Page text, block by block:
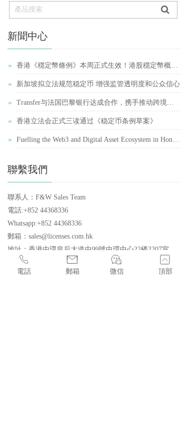
電話 郵箱 微信 頂部
新聞中心
香港《穩定幣條例》本周正式生效！港股穩定幣概念股再受追捧
新加坡拟立法规范稳定币 增强监管透明度和公众信心
Transfer与法国巴黎银行达成合作，携手推动跨境支付简化
香港立法会正式三读通过《稳定币条例草案》
Fuelling the Web3 and Digital Asset Ecosystem in Hong Kong
»
»
»
»
»
聯繫我們
聯系人：F&W Sales Team
電話:+852 44368336
Whatsapp:+852 44368336
郵箱：sales@licenses.com.hk
地址：香港中環皇后大道中99號中環中心22楼2207室